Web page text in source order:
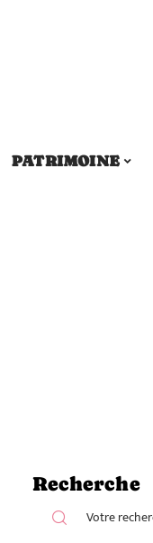
PATRIMOINE
Recherche